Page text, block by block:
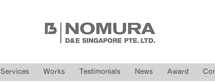
Services Works Testimonials News Award